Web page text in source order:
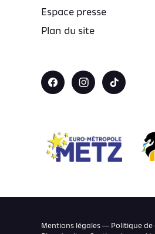
Espace presse
Plan du site
Mentions légales — Politique